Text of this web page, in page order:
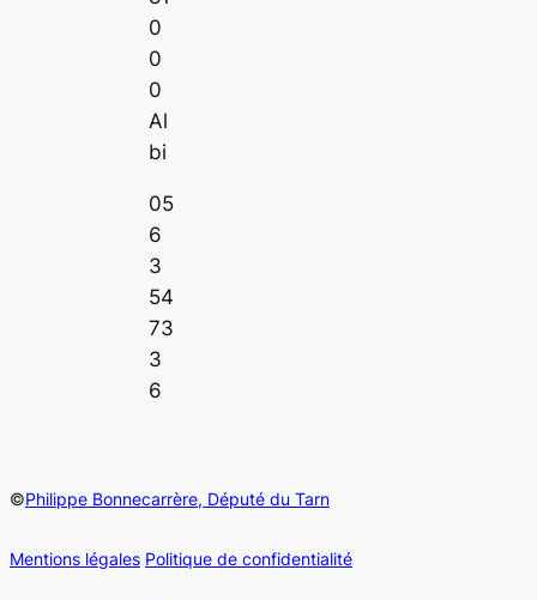
0
0
0
Al
bi
05
6
3
54
73
3
6
©Philippe Bonnecarrère, Député du Tarn
Mentions légales Politique de confidentialité